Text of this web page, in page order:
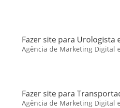
Fazer site para Urologista
Agência de Marketing Digital
Fazer site para
Agência de Marketing Digital